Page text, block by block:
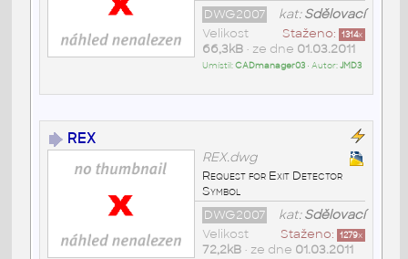
kat:Sdělovací
DWG2007
Staženo: 1314x
Velikost
66,3kB• ze dne 01.03.2011
Umístil:CADmanager03• Autor:JMD3
REX
REX.dwg
Request for Exit Detector
Symbol
kat:Sdělovací
DWG2007
Staženo: 1279x
Velikost
72,2kB• ze dne 01.03.2011